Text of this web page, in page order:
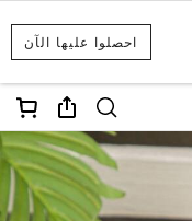
احصلوا عليها الآن